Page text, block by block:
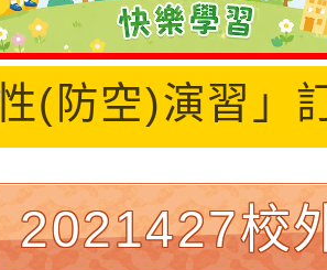
防空)演習」
2021427校